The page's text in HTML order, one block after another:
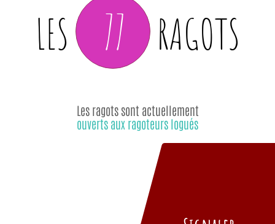
LES 77 RAGOTS
Les ragots sont actuellement
ouverts aux ragoteurs logués